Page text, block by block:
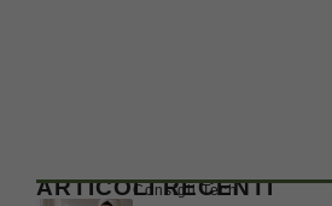
ARTICOLI RECENTI
Consigli Tech